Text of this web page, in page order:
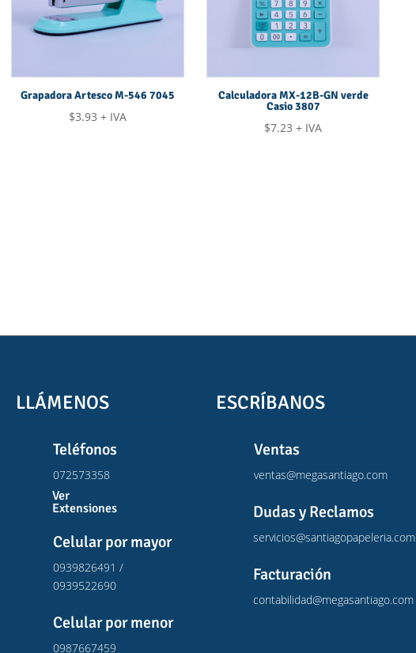
Grapadora Artesco M-546 7045
$3.93 + IVA
Calculadora MX-12B-GN verde
Casio 3807
$7.23 + IVA
LLÁMENOS
Teléfonos
072573358
Ver
Extensiones
Celular por mayor
0939826491 /
0939522690
Celular por menor
0987667459
ESCRÍBANOS
Ventas
ventas@megasantiago.com
Dudas y Reclamos
servicios@santiagopapeleria.com
Facturación
contabilidad@megasantiago.com